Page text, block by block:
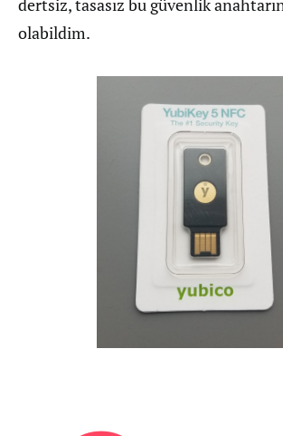
dertsiz, tasasız bu güvenlik
olabildim.